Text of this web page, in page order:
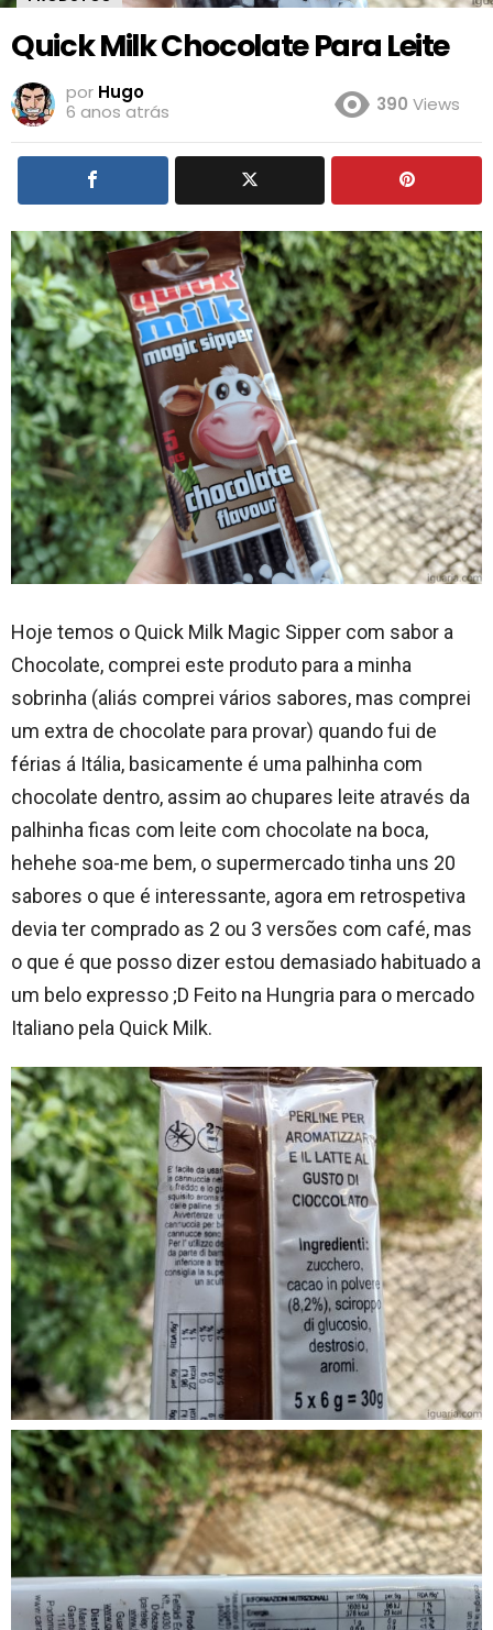
Quick Milk Chocolate Para Leite
por Hugo
6 anos atrás
390 Views
Hoje temos o Quick Milk Magic Sipper com sabor a
Chocolate, comprei este produto para a minha
sobrinha (aliás comprei vários sabores, mas comprei
um extra de chocolate para provar) quando fui de
férias á Itália, basicamente é uma palhinha com
chocolate dentro, assim ao chupares leite através da
palhinha ficas com leite com chocolate na boca,
hehehe soa-me bem, o supermercado tinha uns 20
sabores o que é interessante, agora em retrospetiva
devia ter comprado as 2 ou 3 versões com café, mas
o que é que posso dizer estou demasiado habituado a
um belo expresso ;D Feito na Hungria para o mercado
Italiano pela Quick Milk.